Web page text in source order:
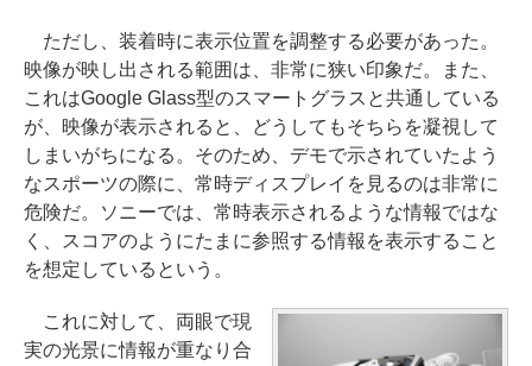
ただし、装着時に表示位置を調整する必要があった。
映像が映し出される範囲は、非常に狭い印象だ。また、
これはGoogle Glass型のスマートグラスと共通している
が、映像が表示されると、どうしてもそちらを凝視して
しまいがちになる。そのため、デモで示されていたよう
なスポーツの際に、常時ディスプレイを見るのは非常に
危険だ。ソニーでは、常時表示されるような情報ではな
く、スコアのようにたまに参照する情報を表示すること
を想定しているという。
これに対して、両眼で現
実の光景に情報が重なり合